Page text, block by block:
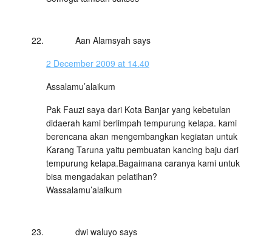
Aan Alamsyah says
2 December 2009 at 14.40
Assalamu’alaikum
Pak Fauzi saya dari Kota Banjar yang kebetulan
didaerah kami berlimpah tempurung kelapa. kami
berencana akan mengembangkan kegiatan untuk
Karang Taruna yaitu pembuatan kancing baju dari
tempurung kelapa.Bagaimana caranya kami untuk
bisa mengadakan pelatihan?
Wassalamu’alaikum
dwi waluyo says